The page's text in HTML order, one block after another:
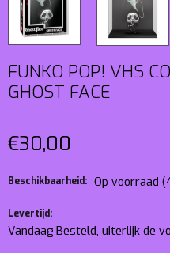
FUNKO POP! VHS
GHOST FACE
€30,00
Beschikbaarheid: Op voorraad
Levertijd:
Vandaag Besteld, uiterlijk de